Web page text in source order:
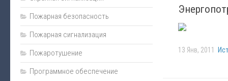
Полезная информация
Личная безопасность
Наладка
Видеонаблюдение
13 Янв, 2011
Пожарная безопасность
Пожарная сигнализация
Пожаротушение
Программное обеспечение